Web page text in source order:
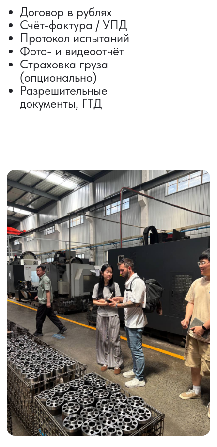
ДОПОЛНИТЕЛЬНЫЕ УСЛУГИ
Индивидуальные условия
Сертификация грузов
Консолидация грузов
Сопровождение грузов
Таможенное оформление
Страхование груза
Временное хранение
Организация производства
Проверка качества товара
Оплата и переговоры
с поставщиком
Инспекция поставщика
Товары для маркетплейсов
Получить консультацию
Получить консультацию
Железнодорожные перевозки
Автогрузоперевозки
Контейнерные перевозки
Негабаритные грузоперевозки
Доставка образцов
Получить консультацию